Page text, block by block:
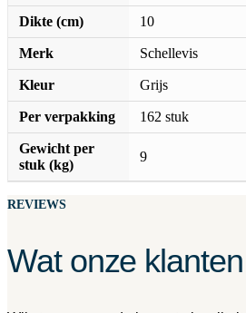
Dikte (cm) 10
Merk Schellevis
Kleur Grijs
Per verpakking 162 stuk
Gewicht per
stuk (kg)
9
REVIEWS
Wat onze